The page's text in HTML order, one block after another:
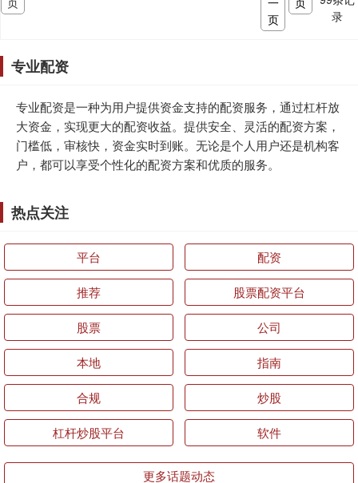
页
录
专业配资
专业配资是一种为用户提供资金支持的配资服务，通过杠杆放
大资金，实现更大的配资收益。提供安全、灵活的配资方案，
门槛低，审核快，资金实时到账。无论是个人用户还是机构客
户，都可以享受个性化的配资方案和优质的服务。
热点关注
平台 配资
推荐 股票配资平台
股票 公司
本地 指南
合规 炒股
杠杆炒股平台 软件
更多话题动态